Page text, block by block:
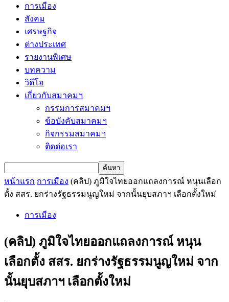
การเมือง
สังคม
เศรษฐกิจ
ต่างประเทศ
รายงานพิเศษ
บทความ
วิดีโอ
เกี่ยวกับสมาคมฯ
กรรมการสมาคมฯ
ข้อบังคับสมาคมฯ
กิจกรรมสมาคมฯ
ติดต่อเรา
หน้าแรก การเมือง (คลิป) ภูมิใจไทยออกแถลงการณ์ หนุนเลือก
ตั้ง สสร. ยกร่างรัฐธรรมนูญใหม่ จากนั้นยุบสภาฯ เลือกตั้งใหม่
การเมือง
(คลิป) ภูมิใจไทยออกแถลงการณ์ หนุน
เลือกตั้ง สสร. ยกร่างรัฐธรรมนูญใหม่ จาก
นั้นยุบสภาฯ เลือกตั้งใหม่